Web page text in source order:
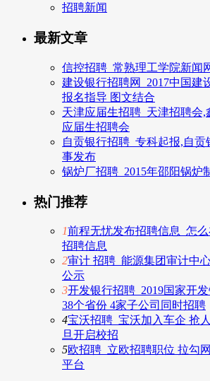
招聘新闻
最新文章
信控招聘_常熟理工学院新闻
建设银行招聘网_2017中国建
报名指导 图文结合
天津应届生招聘_天津招聘会
应届生招聘会
自贡银行招聘_专科起报,自
事发布
锅炉厂招聘_2015年邵阳锅炉
热门推荐
1前程无忧发布招聘信息_怎
招聘信息
2审计 招聘_能源集团审计中
公示
3开发银行招聘_2019国家开
38个省份 4家子公司同时招聘
4宝沃招聘_宝沃加入车企 抢
旦开启校招
5欧招聘_立欧招聘职位 拉勾
平台